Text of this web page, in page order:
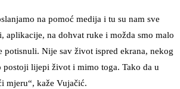
na pomoć medija i tu su nam sve
aplikacije, na dohvat ruke i možda smo malo
potisnuli. Nije sav život ispred ekrana, nekog
postoji lijepi život i mimo toga. Tako da u
mjeru“, kaže Vujačić.